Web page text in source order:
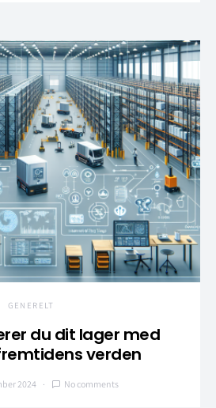
GENERELT
du dit lager med
verden
2024 No comments